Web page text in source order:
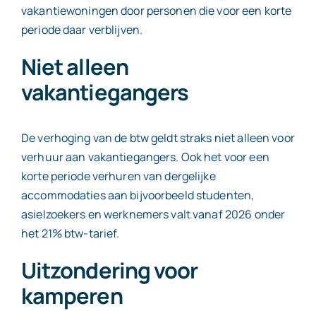
vakantiewoningen door personen die voor een korte
periode daar verblijven.
Niet alleen
vakantiegangers
De verhoging van de btw geldt straks niet alleen voor
verhuur aan vakantiegangers. Ook het voor een
korte periode verhuren van dergelijke
accommodaties aan bijvoorbeeld studenten,
asielzoekers en werknemers valt vanaf 2026 onder
het 21% btw-tarief.
Uitzondering voor
kamperen